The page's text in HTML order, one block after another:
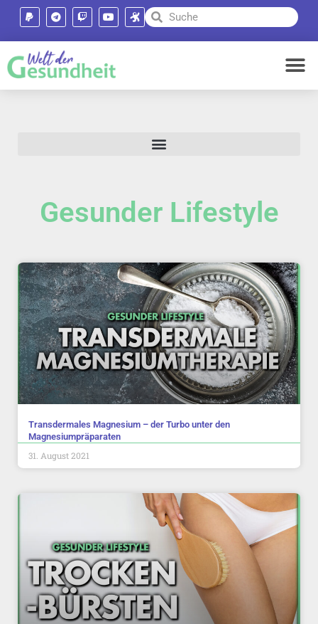
Gesunder Lifestyle
Transdermales Magnesium – der Turbo unter den
Magnesiumpräparaten
31. August 2021